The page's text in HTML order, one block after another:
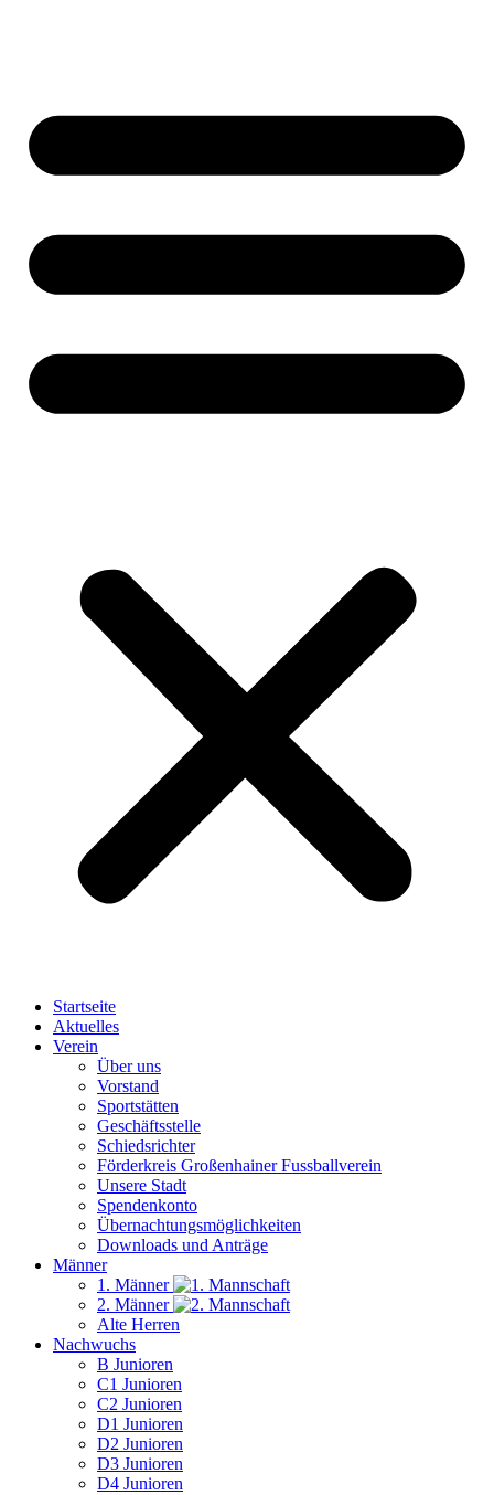
Startseite
Aktuelles
Verein
Über uns
Vorstand
Sportstätten
Geschäftsstelle
Schiedsrichter
Förderkreis Großenhainer Fussballverein
Unsere Stadt
Spendenkonto
Übernachtungsmöglichkeiten
Downloads und Anträge
Männer
1. Männer
2. Männer
Alte Herren
Nachwuchs
B Junioren
C1 Junioren
C2 Junioren
D1 Junioren
D2 Junioren
D3 Junioren
D4 Junioren